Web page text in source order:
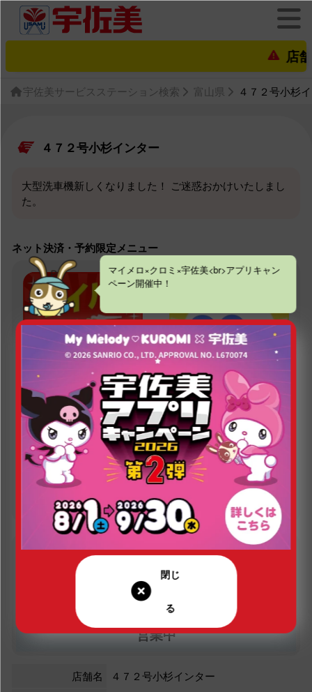
店舗営業
宇佐美サービスステーション検索 富山県 ４７２号小杉
４７２号小杉インター
大型洗車機新しくなりました！ ご迷惑おかけいたしまし
た。
店舗名
４７２号小杉インター
定休日（年末年始は除く）
年中無休
営業時間（年末年始は除く）
24
現在の営業状況
営業中
ネット決済・予約限定メニュー
マイメロ×クロミ×宇佐美<br>アプリキャン
ペーン開催中！